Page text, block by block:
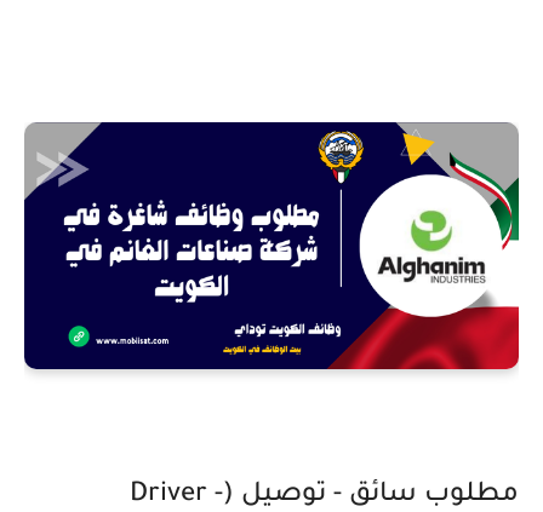
مطلوب سائق - توصيل (Driver -